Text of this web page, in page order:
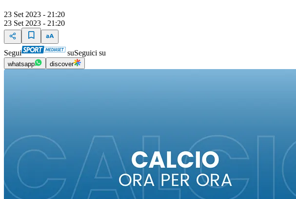
23 Set 2023 - 21:20
23 Set 2023 - 21:20
Segui suSeguici su
whatsapp discover